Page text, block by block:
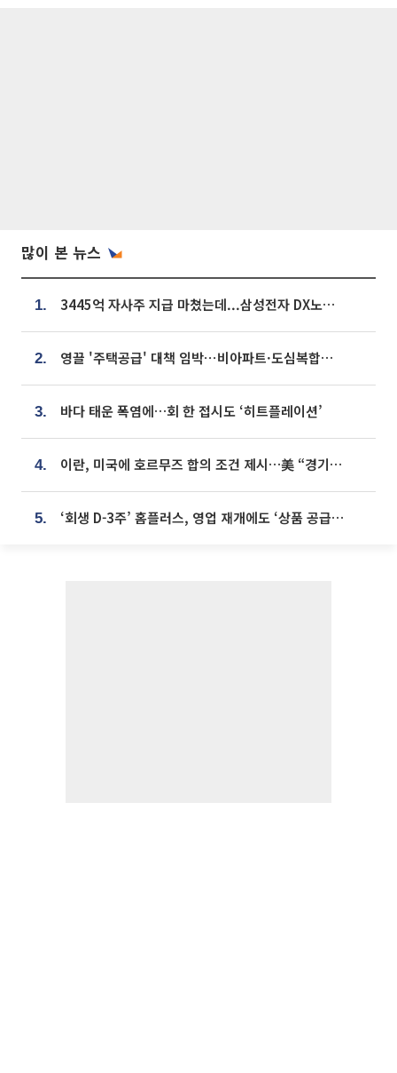
많이 본 뉴스
1. 3445억 자사주 지급 마쳤는데...삼성전자 DX노조, 뒤늦은 '떼쓰기 집회'
2. 영끌 '주택공급' 대책 임박⋯비아파트·도심복합까지 총동원
3. 바다 태운 폭염에…회 한 접시도 ‘히트플레이션’
4. 이란, 미국에 호르무즈 합의 조건 제시…美 “경기 아직 안 끝나” [종합]
5. ‘회생 D-3주’ 홈플러스, 영업 재개에도 ‘상품 공급망’ 복구가 생존 관건